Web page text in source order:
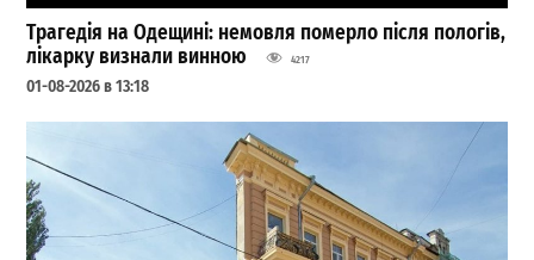
Трагедія на Одещині: немовля померло після пологів,
лікарку визнали винною
4217
01-08-2026 в 13:18